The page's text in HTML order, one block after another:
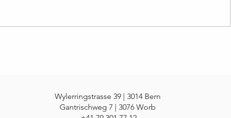
Wylerringstrasse 39 | 3014 Bern
Gantrischweg 7 | 3076 Worb